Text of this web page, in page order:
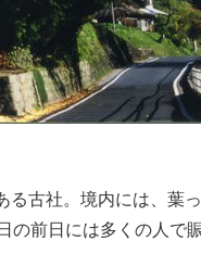
る古社。境内には、葉
の前日には多くの人で